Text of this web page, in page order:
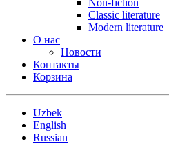
Non-fiction
Classic literature
Modern literature
О нас
Новости
Контакты
Корзина
Uzbek
English
Russian